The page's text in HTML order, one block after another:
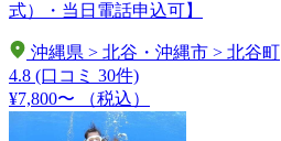
式）・当日電話申込可】
沖縄県 > 北谷・沖縄市 > 北谷町
4.8 (口コミ 30件)
¥7,800〜
（税込）